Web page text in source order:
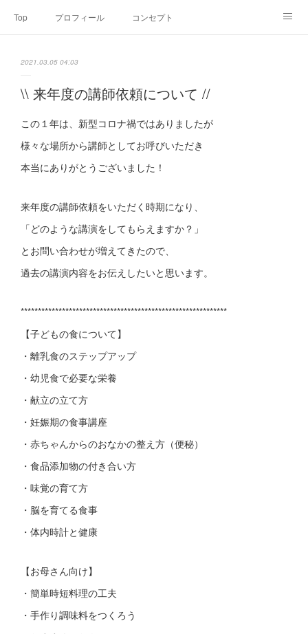
Top プロフィール コンセプト
2021.03.05 04:03
\\ 来年度の講師依頼について //
この１年は、新型コロナ禍ではありましたが
様々な場所から講師としてお呼びいただき
本当にありがとうございました！
来年度の講師依頼をいただく時期になり、
「どのような講演をしてもらえますか？」
とお問い合わせが増えてきたので、
過去の講演内容をお伝えしたいと思います。
************************************************************
【子どもの食について】
・離乳食のステップアップ
・幼児食で必要な栄養
・献立の立て方
・妊娠期の食事講座
・赤ちゃんからのおなかの整え方（便秘）
・食品添加物の付き合い方
・味覚の育て方
・脳を育てる食事
・体内時計と健康
【お母さん向け】
・簡単時短料理の工夫
・手作り調味料をつくろう